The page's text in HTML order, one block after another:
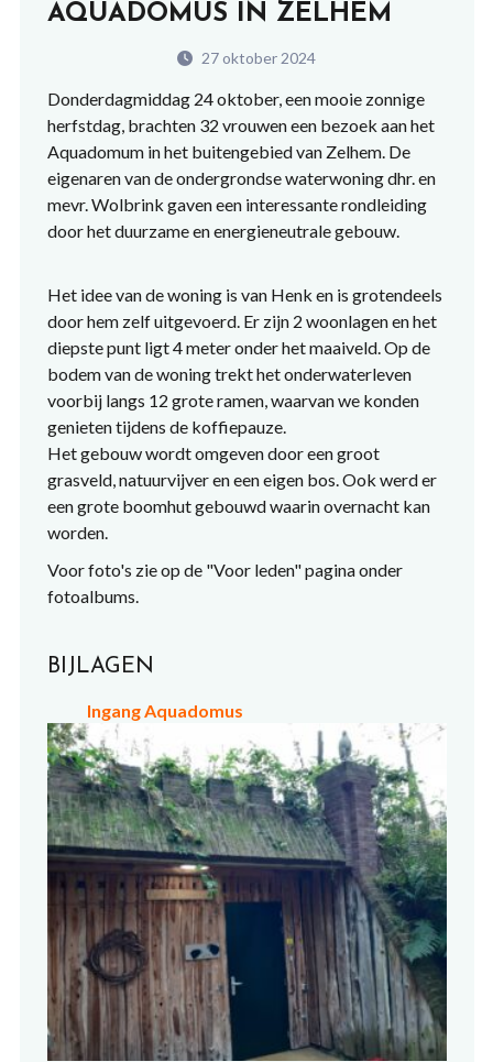
AQUADOMUS IN ZELHEM
27 oktober 2024
Donderdagmiddag 24 oktober, een mooie zonnige
herfstdag, brachten 32 vrouwen een bezoek aan het
Aquadomum in het buitengebied van Zelhem. De
eigenaren van de ondergrondse waterwoning dhr. en
mevr. Wolbrink gaven een interessante rondleiding
door het duurzame en energieneutrale gebouw.
Het idee van de woning is van Henk en is grotendeels
door hem zelf uitgevoerd. Er zijn 2 woonlagen en het
diepste punt ligt 4 meter onder het maaiveld. Op de
bodem van de woning trekt het onderwaterleven
voorbij langs 12 grote ramen, waarvan we konden
genieten tijdens de koffiepauze.
Het gebouw wordt omgeven door een groot
grasveld, natuurvijver en een eigen bos. Ook werd er
een grote boomhut gebouwd waarin overnacht kan
worden.
Voor foto's zie op de "Voor leden" pagina onder
fotoalbums.
BIJLAGEN
Ingang Aquadomus